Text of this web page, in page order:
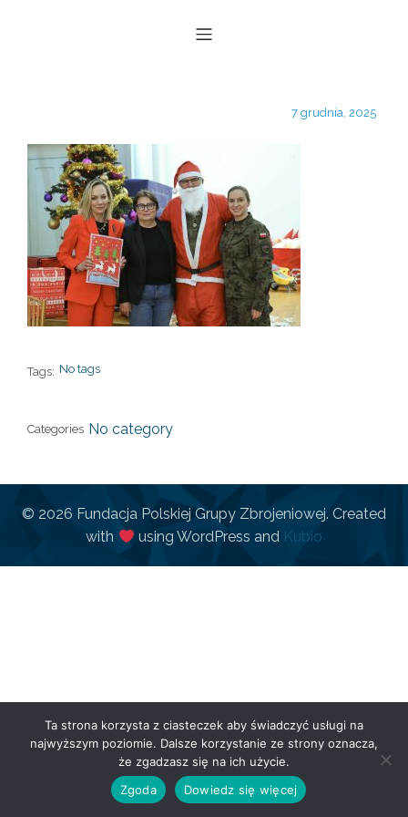
7 grudnia, 2025
Tags: No tags
Categories No category
© 2026 Fundacja Polskiej Grupy Zbrojeniowej. Created
with
using WordPress and Kubio
Ta strona korzysta z ciasteczek aby świadczyć usługi na
najwyższym poziomie. Dalsze korzystanie ze strony oznacza,
że zgadzasz się na ich użycie.
Zgoda
Dowiedz się więcej